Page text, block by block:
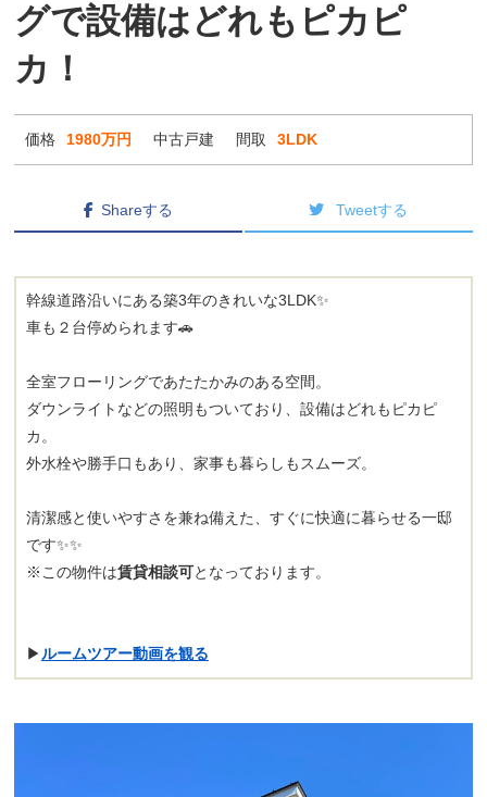
グで設備はどれもピカピ
カ！
価格 1980万円 中古戸建 間取 3LDK
Shareする Tweetする
幹線道路沿いにある築3年のきれいな3LDK✨
車も２台停められます🚗
全室フローリングであたたかみのある空間。
ダウンライトなどの照明もついており、設備はどれもピカピ
カ。
外水栓や勝手口もあり、家事も暮らしもスムーズ。
清潔感と使いやすさを兼ね備えた、すぐに快適に暮らせる一邸
です✨✨
※この物件は賃貸相談可となっております。
▶ルームツアー動画を観る